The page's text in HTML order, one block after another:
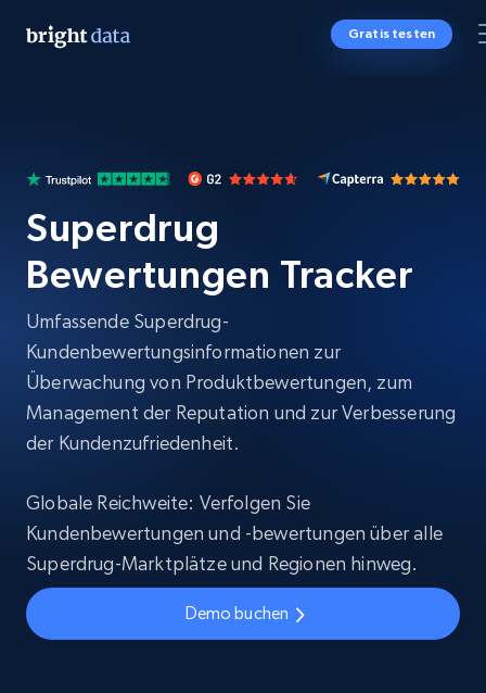
Gratis testen
Superdrug
Bewertungen Tracker
Umfassende Superdrug-
Kundenbewertungsinformationen zur
Überwachung von Produktbewertungen, zum
Management der Reputation und zur Verbesserung
der Kundenzufriedenheit.
Globale Reichweite: Verfolgen Sie
Kundenbewertungen und -bewertungen über alle
Superdrug-Marktplätze und Regionen hinweg.
Demo buchen